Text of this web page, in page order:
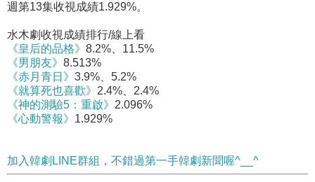
週第13集收視成績1.929%。
水木劇收視成績排行/線上看
《皇后的品格》 8.2%、11.5%
《男朋友》 8.513%
《赤月青日》 3.9%、5.2%
《就算死也喜歡》 2.4%、2.4%
《神的測驗5：重啟》 2.096%
《心動警報》 1.929%
加入韓劇LINE群組，不錯過第一手韓劇新聞喔^__^